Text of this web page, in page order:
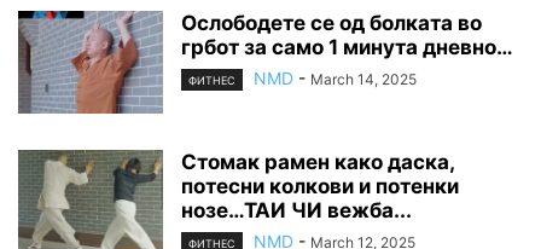
Ослободете се од болката во
грбот за само 1 минута дневно…
ФИТНЕС NMD - March 14, 2025
Стомак рамен како даска,
потесни колкови и потенки
нозе…ТАИ ЧИ вежба...
ФИТНЕС NMD - March 12, 2025